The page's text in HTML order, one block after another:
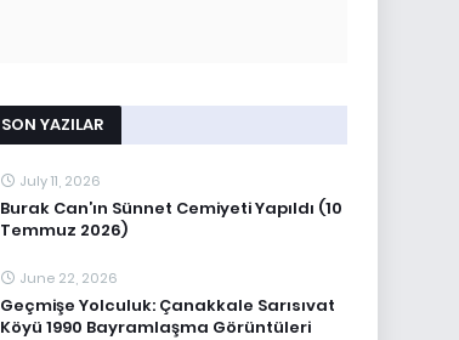
SON YAZILAR
July 11, 2026
Burak Can’ın Sünnet Cemiyeti Yapıldı (10
Temmuz 2026)
June 22, 2026
Geçmişe Yolculuk: Çanakkale Sarısıvat
Köyü 1990 Bayramlaşma Görüntüleri